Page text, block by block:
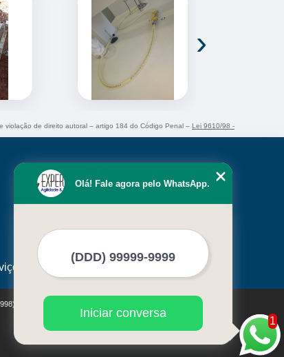
›
violação de direito autoral – artigo 184 do Código Penal – Lei 9610/98 -
1
Olá! Fale agora pelo WhatsApp.
Iniciar conversa